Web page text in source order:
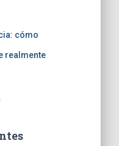
cómo
realmente